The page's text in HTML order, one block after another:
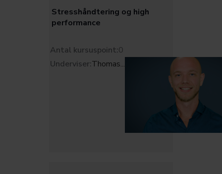
Stresshåndtering og high
performance
Antal kursuspoint:0
Underviser:Thomas...